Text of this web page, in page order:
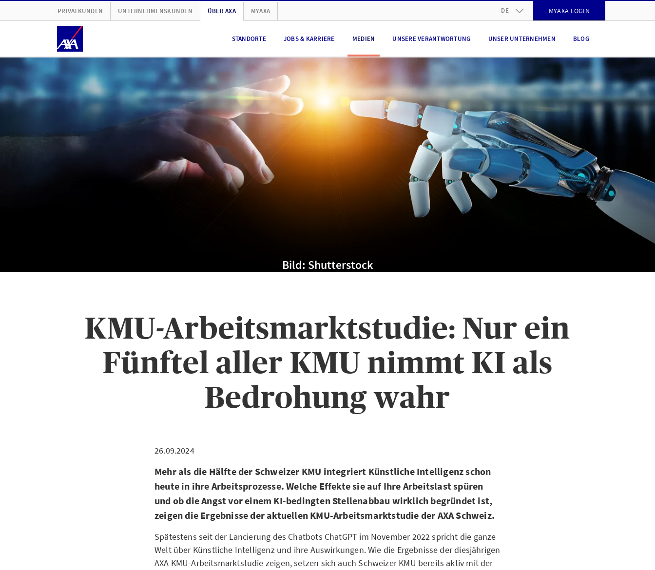
PRIVATKUNDEN UNTERNEHMENSKUNDEN ÜBER AXA MYAXA DE
EN
MYAXA LOGIN
STANDORTE JOBS & KARRIERE MEDIEN UNSERE VERANTWORTUNG UNSER UNTERNEHMEN BLOG
Bild: Shutterstock
KMU-Arbeitsmarktstudie: Nur ein
Fünftel aller KMU nimmt KI als
Bedrohung wahr
26.09.2024
Mehr als die Hälfte der Schweizer KMU integriert Künstliche Intelligenz schon
heute in ihre Arbeitsprozesse. Welche Effekte sie auf Ihre Arbeitslast spüren
und ob die Angst vor einem KI-bedingten Stellenabbau wirklich begründet ist,
zeigen die Ergebnisse der aktuellen KMU-Arbeitsmarktstudie der AXA Schweiz.
Spätestens seit der Lancierung des Chatbots ChatGPT im November 2022 spricht die ganze
Welt über Künstliche Intelligenz und ihre Auswirkungen. Wie die Ergebnisse der diesjährigen
AXA KMU-Arbeitsmarktstudie zeigen, setzen sich auch Schweizer KMU bereits aktiv mit der